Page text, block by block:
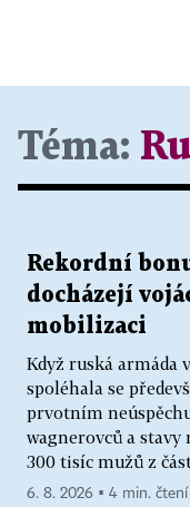
Téma:
Rekordní
docházejí
mobilizaci
Když ruská armáda
spoléhala se
prvotním
wagnerovců a
300 tisíc mužů z
6. 8. 2026 ▪ 4 min. čtení